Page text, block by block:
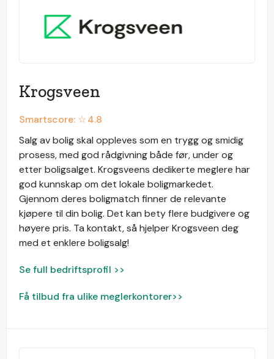
Krogsveen
Smartscore: ☆4.8
Salg av bolig skal oppleves som en trygg og smidig
prosess, med god rådgivning både før, under og
etter boligsalget. Krogsveens dedikerte meglere har
god kunnskap om det lokale boligmarkedet.
Gjennom deres boligmatch finner de relevante
kjøpere til din bolig. Det kan bety flere budgivere og
høyere pris. Ta kontakt, så hjelper Krogsveen deg
med et enklere boligsalg!
Se full bedriftsprofil >>
Få tilbud fra ulike meglerkontorer>>